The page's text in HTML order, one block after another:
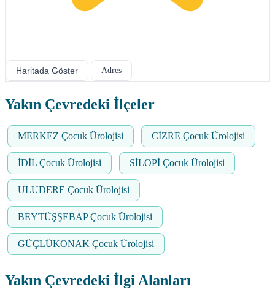
Haritada Göster Adres
Yakın Çevredeki İlçeler
MERKEZ Çocuk Ürolojisi CİZRE Çocuk Ürolojisi
İDİL Çocuk Ürolojisi SİLOPİ Çocuk Ürolojisi
ULUDERE Çocuk Ürolojisi
BEYTÜŞŞEBAP Çocuk Ürolojisi
GÜÇLÜKONAK Çocuk Ürolojisi
Yakın Çevredeki İlgi Alanları